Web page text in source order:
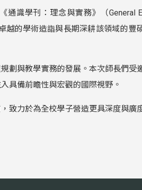
識學刊：理念與實務》（General
越的學術造詣與長期深耕該領域的豐
劃與教學實務的發展。本次師長們受
具備前瞻性與宏觀的國際視野。
致力於為全校學子營造更具深度與廣